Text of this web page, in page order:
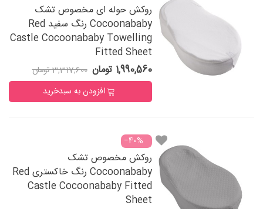
روکش حوله ای مخصوص تشک
Cocoonababy رنگ سفید Red
Castle Cocoonababy Towelling
Fitted Sheet
1,990,560 تومان
3,317,600 تومان
افزودن به سبدخرید
‎−40%
روکش مخصوص تشک
Cocoonababy رنگ خاکستری Red
Castle Cocoonababy Fitted
Sheet